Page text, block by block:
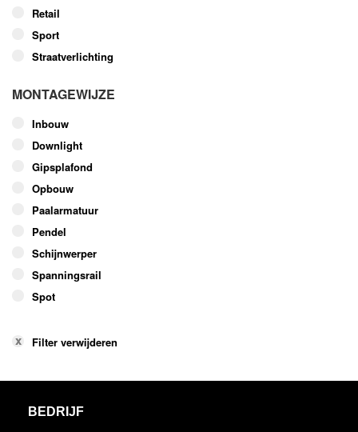
Retail
Sport
Straatverlichting
MONTAGEWIJZE
Inbouw
Downlight
Gipsplafond
Opbouw
Paalarmatuur
Pendel
Schijnwerper
Spanningsrail
Spot
Filter verwijderen
BEDRIJF